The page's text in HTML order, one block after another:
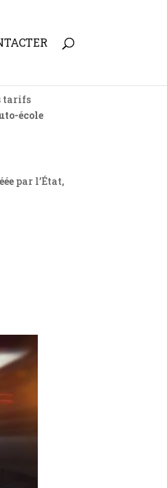
tarifs
école
par l’État,